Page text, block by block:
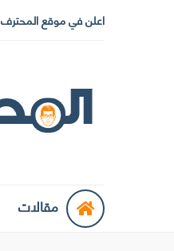
اعلن في موقع المحترف
مقالات